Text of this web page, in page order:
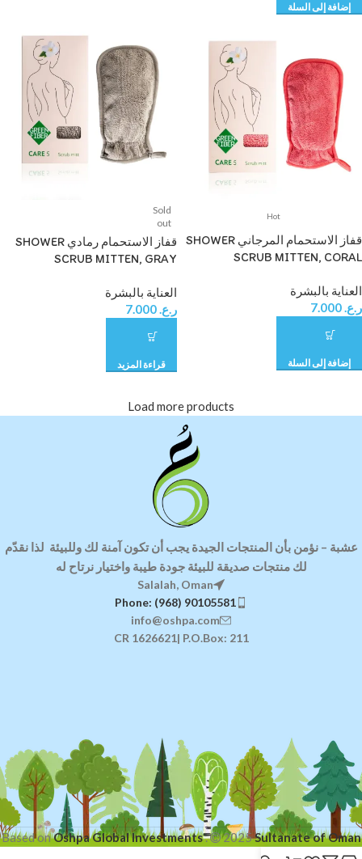
إضافة إلى السلة
Hot
قفاز الاستحمام المرجاني SHOWER
SCRUB MITTEN, CORAL
العناية بالبشرة
ر.ع.
إضافة إلى السلة
Sold
out
قفاز الاستحمام رمادي SHOWER
SCRUB MITTEN, GRAY
العناية بالبشرة
ر.ع.
قراءة المزيد
Load more products
عشبة –نؤمن بأن المنتجات الجيدة يجب أن تكون آمنة لك وللبيئة لذا نقدّم
لك منتجات صديقة للبيئةجودة طيبة واختيار نرتاح له
Salalah, Oman
Phone: (968) 90105581
info@oshpa.com
CR 1626621| P.O.Box: 211
Based onOshpa Global Investments. 2025Sultanate of Oman